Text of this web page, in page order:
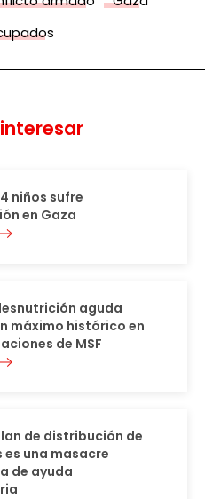
niños sufre
en Gaza
aguda
máximo histórico en
de MSF
de distribución de
una masacre
de ayuda